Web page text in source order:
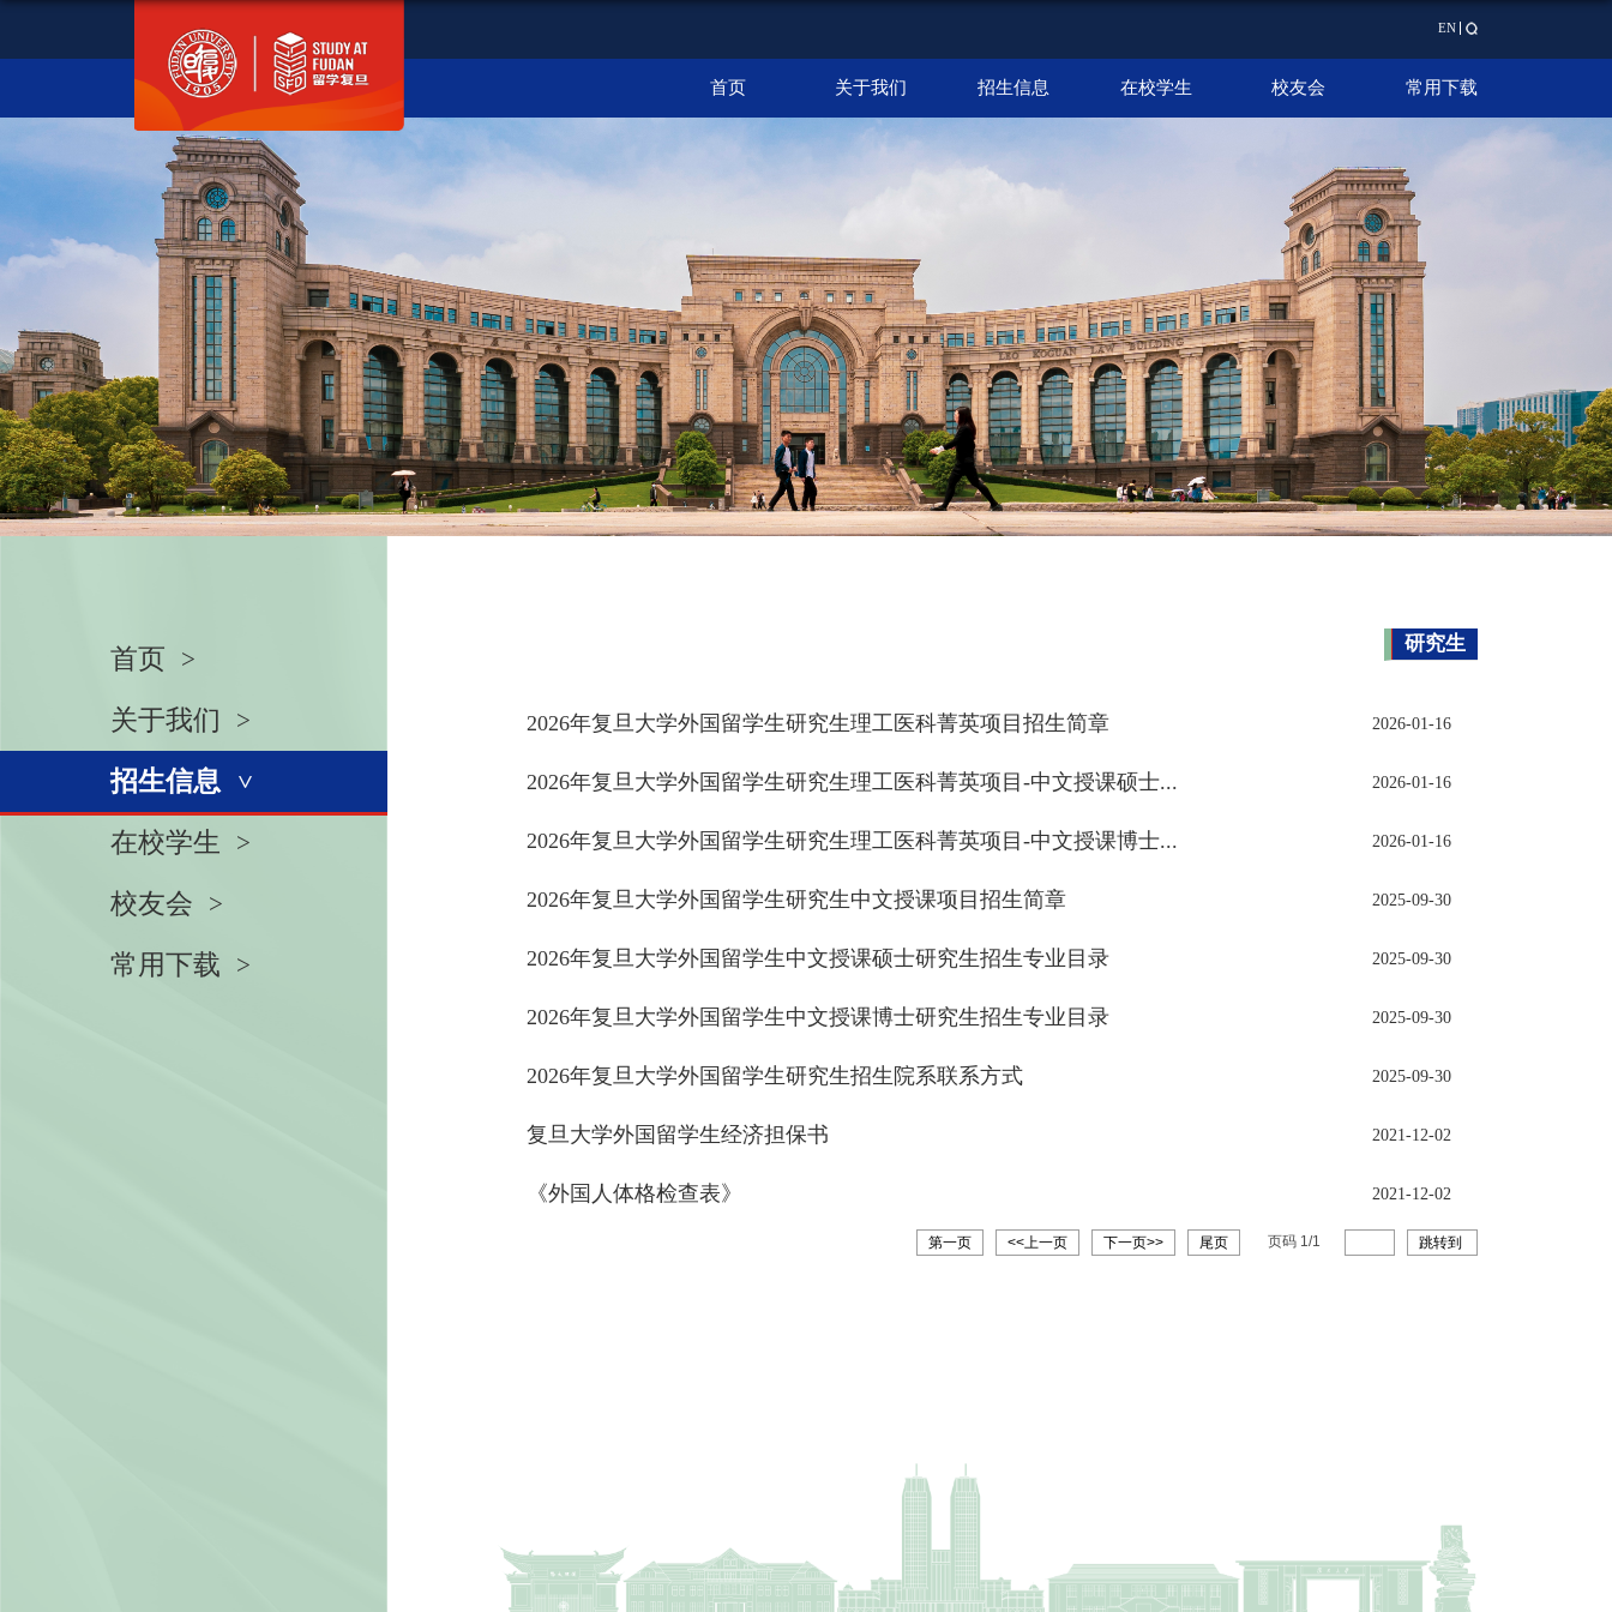
EN
首页 关于我们 招生信息 在校学生 校友会 常用下载
首页
关于我们
招生信息
在校学生
校友会
常用下载
研究生
2026年复旦大学外国留学生研究生理工医科菁英项目招生简章 2026-01-16
2026年复旦大学外国留学生研究生理工医科菁英项目-中文授课硕士... 2026-01-16
2026年复旦大学外国留学生研究生理工医科菁英项目-中文授课博士... 2026-01-16
2026年复旦大学外国留学生研究生中文授课项目招生简章 2025-09-30
2026年复旦大学外国留学生中文授课硕士研究生招生专业目录 2025-09-30
2026年复旦大学外国留学生中文授课博士研究生招生专业目录 2025-09-30
2026年复旦大学外国留学生研究生招生院系联系方式 2025-09-30
复旦大学外国留学生经济担保书 2021-12-02
《外国人体格检查表》 2021-12-02
第一页 <<上一页 下一页>> 尾页 页码 1 /1 跳转到